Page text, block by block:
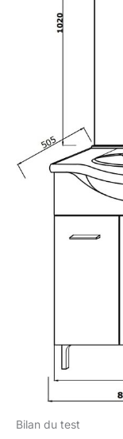
Bilan du test